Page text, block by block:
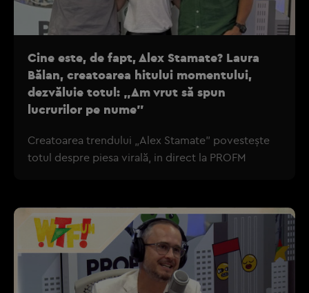
Cine este, de fapt, Alex Stamate? Laura
Bălan, creatoarea hitului momentului,
dezvăluie totul: „Am vrut să spun
lucrurilor pe nume”
Creatoarea trendului „Alex Stamate” povestește
totul despre piesa virală, in direct la PROFM